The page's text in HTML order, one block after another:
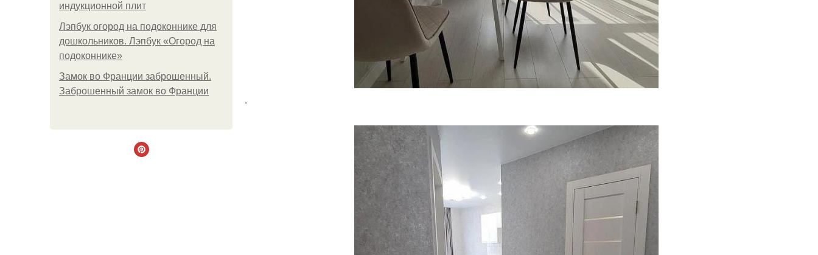
индукционной плит
Лэпбук огород на подоконнике для
дошкольников. Лэпбук «Огород на
подоконнике»
Замок во Франции заброшенный.
Заброшенный замок во Франции
.